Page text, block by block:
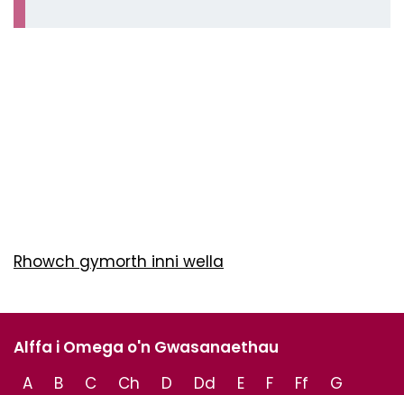
Rhowch gymorth inni wella
Alffa i Omega o'n Gwasanaethau
A
B C Ch D Dd E F Ff
G